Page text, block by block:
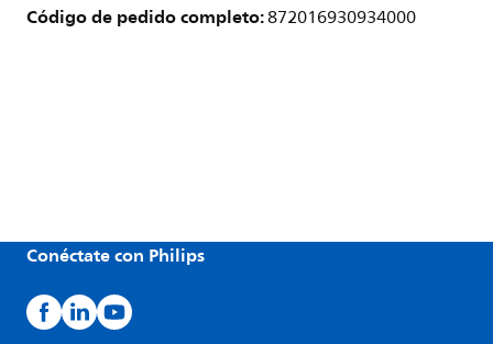
Código de pedido completo:872016930934000
Conéctate con Philips